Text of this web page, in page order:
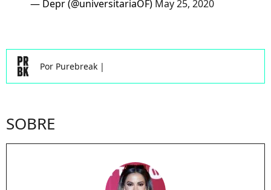
— Depr (@universitariaOF) May 25, 2020
Por Purebreak |
SOBRE